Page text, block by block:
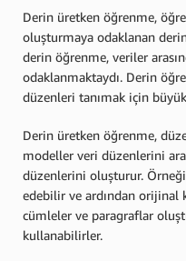
Derin üretken öğrenme,
oluşturmaya odaklanan
derin öğrenme, veriler
odaklanmaktaydı. Derin
düzenleri tanımak için
Derin üretken öğrenme,
modeller veri düzenlerini
düzenlerini oluşturur.
edebilir ve ardından orijinal
cümleler ve paragraflar
kullanabilirler.